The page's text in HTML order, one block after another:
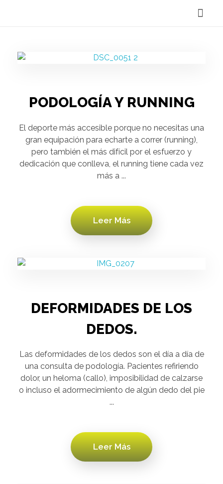
PODOLOGÍA Y RUNNING
El deporte más accesible porque no necesitas una
gran equipación para echarte a correr (running),
pero también el más difícil por el esfuerzo y
dedicación que conlleva, el running tiene cada vez
más a ...
Leer Más
DEFORMIDADES DE LOS
DEDOS.
Las deformidades de los dedos son el día a día de
una consulta de podología. Pacientes refiriendo
dolor, un heloma (callo), imposibilidad de calzarse
o incluso el adormecimiento de algún dedo del pie
...
Leer Más